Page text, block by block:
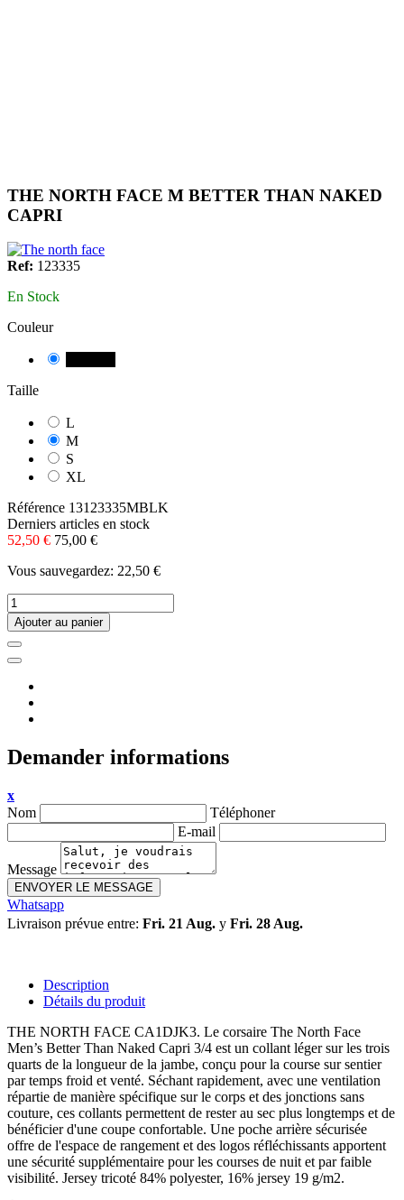
THE NORTH FACE M BETTER THAN NAKED
CAPRI
Ref: 123335
En Stock
Couleur
Taille
L
M
S
XL
Référence 13123335MBLK
Derniers articles en stock
52,50 € 75,00 €
Vous sauvegardez: 22,50 €
Ajouter au panier
Demander informations
x
Nom
Téléphoner
E-mail
Message
ENVOYER LE MESSAGE
Whatsapp
Livraison prévue entre: Fri. 21 Aug. y Fri. 28 Aug.
Description
Détails du produit
THE NORTH FACE CA1DJK3. Le corsaire The North Face
Men’s Better Than Naked Capri 3/4 est un collant léger sur les trois
quarts de la longueur de la jambe, conçu pour la course sur sentier
par temps froid et venté. Séchant rapidement, avec une ventilation
répartie de manière spécifique sur le corps et des jonctions sans
couture, ces collants permettent de rester au sec plus longtemps et de
bénéficier d'une coupe confortable. Une poche arrière sécurisée
offre de l'espace de rangement et des logos réfléchissants apportent
une sécurité supplémentaire pour les courses de nuit et par faible
visibilité. Jersey tricoté 84% polyester, 16% jersey 19 g/m2.